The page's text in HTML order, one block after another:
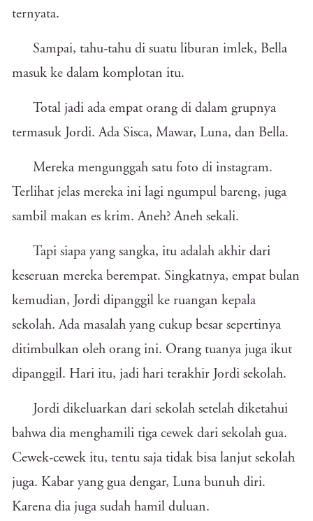
ternyata.
Sampai, tahu-tahu di suatu liburan imlek, Bella
masuk ke dalam komplotan itu.
Total jadi ada empat orang di dalam grupnya
termasuk Jordi. Ada Sisca, Mawar, Luna, dan Bella.
Mereka mengunggah satu foto di instagram.
Terlihat jelas mereka ini lagi ngumpul bareng, juga
sambil makan es krim. Aneh? Aneh sekali.
Tapi siapa yang sangka, itu adalah akhir dari
keseruan mereka berempat. Singkatnya, empat bulan
kemudian, Jordi dipanggil ke ruangan kepala
sekolah. Ada masalah yang cukup besar sepertinya
ditimbulkan oleh orang ini. Orang tuanya juga ikut
dipanggil. Hari itu, jadi hari terakhir Jordi sekolah.
Jordi dikeluarkan dari sekolah setelah diketahui
bahwa dia menghamili tiga cewek dari sekolah gua.
Cewek-cewek itu, tentu saja tidak bisa lanjut sekolah
juga. Kabar yang gua dengar, Luna bunuh diri.
Karena dia juga sudah hamil duluan.